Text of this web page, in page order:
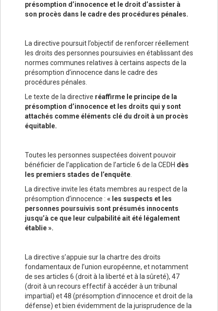
présomption d’innocence et le droit d’assister à
son procès dans le cadre des procédures pénales.
La directive poursuit l’objectif de renforcer réellement
les droits des personnes poursuivies en établissant des
normes communes relatives à certains aspects de la
présomption d’innocence dans le cadre des
procédures pénales.
Le texte de la directive réaffirme le principe de la
présomption d’innocence et les droits qui y sont
attachés comme éléments clé du droit à un procès
équitable.
Toutes les personnes suspectées doivent pouvoir
bénéficier de l’application de l’article 6 de la CEDH dès
les premiers stades de l’enquête
La directive invite les états membres au respect de la
présomption d’innocence : « les suspects et les
personnes poursuivis sont présumés innocents
jusqu’à ce que leur culpabilité ait été légalement
établie ».
La directive s’appuie sur la chartre des droits
fondamentaux de l’union européenne, et notamment
de ses articles 6 (droit à la liberté et à la sûreté), 47
(droit à un recours effectif à accéder à un tribunal
impartial) et 48 (présomption d’innocence et droit de la
défense) et bien évidemment de la jurisprudence de la